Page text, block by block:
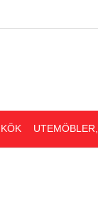
KÖK